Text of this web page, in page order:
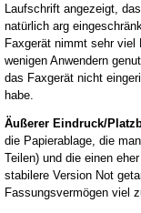
Laufschrift angezeigt,
natürlich arg
Faxgerät nimmt sehr viel
wenigen Anwendern
das Faxgerät nicht
habe.
Äußerer Eindruck/
die Papierablage, die
Teilen) und die einen
stabilere Version Not
Fassungsvermögen viel